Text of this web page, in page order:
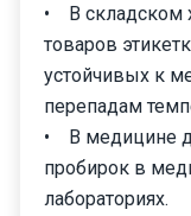
• В складском
товаров
устойчивых к
перепадам
• В медицине
пробирок в
лабораториях.